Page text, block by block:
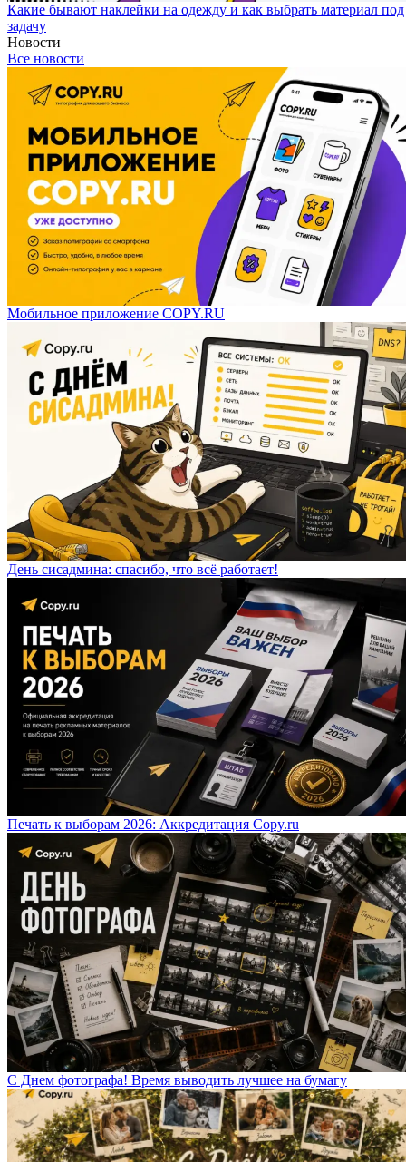
Какие бывают наклейки на одежду и как выбрать материал под
задачу
Новости
Все новости
Мобильное приложение COPY.RU
День сисадмина: спасибо, что всё работает!
Печать к выборам 2026: Аккредитация Copy.ru
С Днем фотографа! Время выводить лучшее на бумагу